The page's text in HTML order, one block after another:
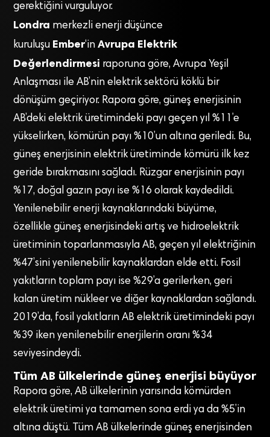
gerektiğini vurguluyor.
Londra merkezli enerji düşünce
kuruluşu Ember‘inAvrupa Elektrik
Değerlendirmesi raporuna göre, Avrupa Yeşil
Anlaşması ile AB’nin elektrik sektörü köklü bir
dönüşüm geçiriyor. Rapora göre, güneş enerjisinin
AB’deki elektrik üretimindeki payı geçen yıl %11’e
yükselirken, kömürün payı %10’un altına geriledi. Bu,
güneş enerjisinin elektrik üretiminde kömürü ilk kez
geride bırakmasını sağladı. Rüzgar enerjisinin payı
%17, doğal gazın payı ise %16 olarak kaydedildi.
Yenilenebilir enerji kaynaklarındaki büyüme,
özellikle güneş enerjisindeki artış ve hidroelektrik
üretiminin toparlanmasıyla AB, geçen yıl elektriğinin
%47’sini yenilenebilir kaynaklardan elde etti. Fosil
yakıtların toplam payı ise %29’a gerilerken, geri
kalan üretim nükleer ve diğer kaynaklardan sağlandı.
2019’da, fosil yakıtların AB elektrik üretimindeki payı
%39 iken yenilenebilir enerjilerin oranı %34
seviyesindeydi.
Tüm AB ülkelerinde güneş enerjisi büyüyor
Rapora göre, AB ülkelerinin yarısında kömürden
elektrik üretimi ya tamamen sona erdi ya da %5’in
altına düştü. Tüm AB ülkelerinde güneş enerjisinden